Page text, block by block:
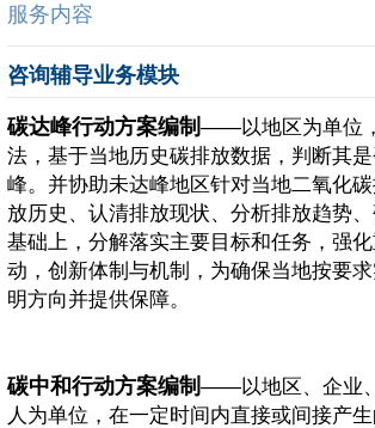
服务内容
咨询辅导业务模块
碳达峰行动方案编制 ——以地区为单位
法，基于当地历史碳排放数据，判断其
峰。并协助未达峰地区针对当地二氧化
放历史、认清排放现状、分析排放趋势
基础上，分解落实主要目标和任务，强
动，创新体制与机制，为确保当地按要
明方向并提供保障。
碳中和行动方案编制 ——以地区、企业
人为单位，在一定时间内直接或间接产